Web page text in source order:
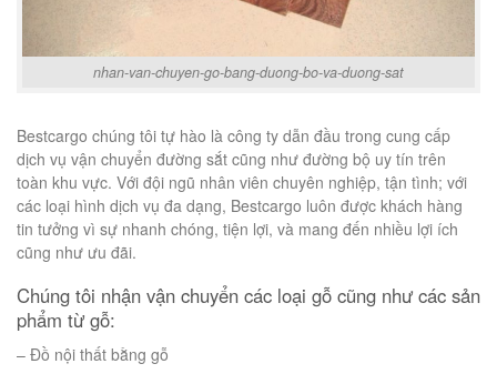
nhan-van-chuyen-go-bang-duong-bo-va-duong-sat
Bestcargo chúng tôi tự hào là công ty dẫn đầu trong cung cấp
dịch vụ vận chuyển đường sắt cũng như đường bộ uy tín trên
toàn khu vực. Với đội ngũ nhân viên chuyên nghiệp, tận tình; với
các loại hình dịch vụ đa dạng, Bestcargo luôn được khách hàng
tin tưởng vì sự nhanh chóng, tiện lợi, và mang đến nhiều lợi ích
cũng như ưu đãi.
Chúng tôi nhận vận chuyển các loại gỗ cũng như các sản
phẩm từ gỗ:
– Đồ nội thất bằng gỗ